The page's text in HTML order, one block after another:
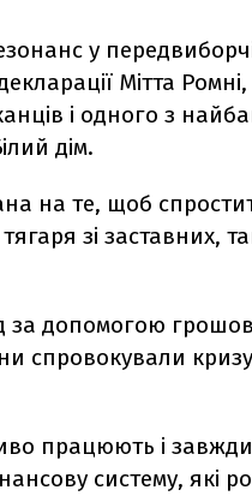
у
Мітта
і одного з
дім.
на те, щоб
зі заставних,
допомогою
спровокували
працюють і
систему, які